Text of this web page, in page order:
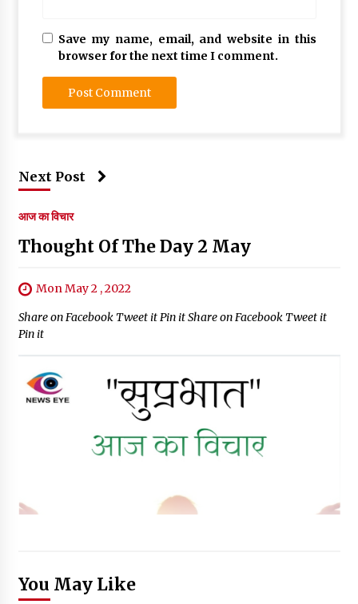
Save my name, email, and website in this
browser for the next time I comment.
Next Post
आज का विचार
Thought Of The Day 2 May
Mon May 2 , 2022
Share on Facebook Tweet it Pin it Share on Facebook Tweet it
Pin it
You May Like